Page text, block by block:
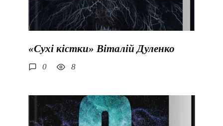
«Сухі кістки» Віталій Дуленко
0 8